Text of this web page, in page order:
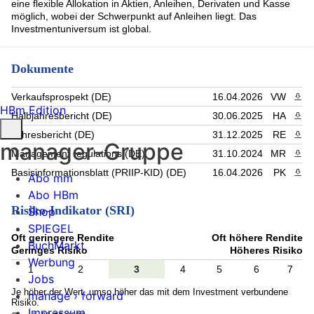
Rest (20.73%)
eine flexible Allokation in Aktien, Anleihen, Derivaten und Kasse
möglich, wobei der Schwerpunkt auf Anleihen liegt. Das
Investmentuniversum ist global.
Dokumente
Verkaufsprospekt (DE) 16.04.2026 VW
Halbjahresbericht (DE)
30.06.2025 HA
Jahresbericht (DE)
31.12.2025 RE
Management regulations (DE)
31.10.2024 MR
Basisinformationsblatt (PRIIP-KID) (DE)
16.04.2026 PK
Risiko-Indikator (SRI)
Oft geringere Rendite
Geringes Risiko
Oft höhere Rendite
Höheres Risiko
1
2 3 4 5 6 7
Je höher der Wert, umso höher das mit dem Investment verbundene
Risiko.
HBm Edition
manager-Gruppe
Abo mm
Abo HBm
Shop
SPIEGEL
BuchMarkt
Werbung
Jobs
manage › forward